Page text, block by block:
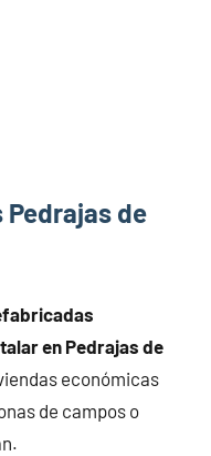
de
en Pedrajas de
económicas
de campos o